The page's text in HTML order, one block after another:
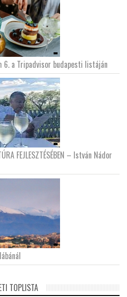
6. a Tripadvisor budapesti listáján
FEJLESZTÉSÉBEN – István Nádor
TOPLISTA